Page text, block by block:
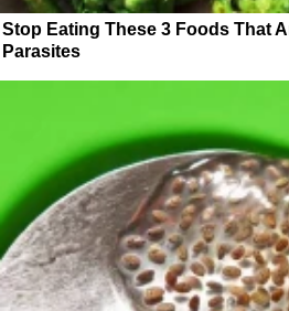
Stop Eating These 3 Foods That
Parasites